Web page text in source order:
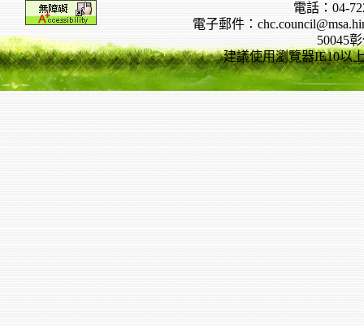
電話：04-
電子郵件：
50045
建議使用瀏覽器IE10以